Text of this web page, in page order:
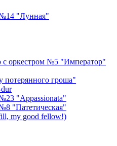
№14 "Лунная"
с оркестром №5 "Император"
потерянного гроша"
"Appassionata"
"Патетическая"
my good fellow!)